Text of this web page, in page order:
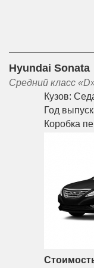
Hyundai Sonata
Средний класс
Кузов:
Год
Коробка